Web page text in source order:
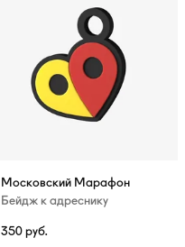
Московский Марафон
Бейдж к адреснику
350 руб.